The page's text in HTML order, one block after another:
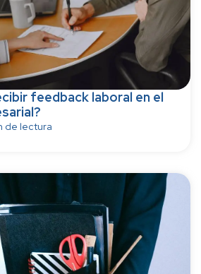
feedback laboral en el
de lectura